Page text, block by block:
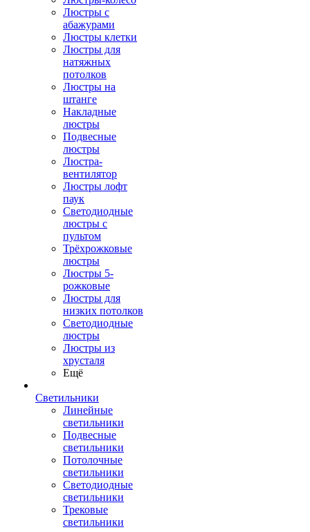
Люстры с
абажурами
Люстры клетки
Люстры для
натяжных
потолков
Люстры на
штанге
Накладные
люстры
Подвесные
люстры
Люстра-
вентилятор
Люстры лофт
паук
Светодиодные
люстры с
пультом
Трёхрожковые
люстры
Люстры 5-
рожковые
Люстры для
низких потолков
Cветодиодные
люстры
Люстры из
хрусталя
Ещё
Светильники
Линейные
светильники
Подвесные
светильники
Потолочные
светильники
Светодиодные
светильники
Трековые
светильники